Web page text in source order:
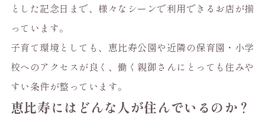
とした記念日まで、様々なシーンで利用できるお店が揃
っています。
子育て環境としても、恵比寿公園や近隣の保育園・小学
校へのアクセスが良く、働く親御さんにとっても住みや
すい条件が整っています。
恵比寿にはどんな人が住んでいるのか？